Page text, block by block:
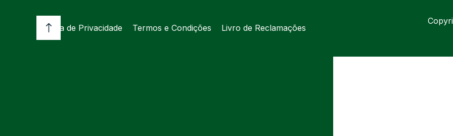
Política de Privacidade Termos e Condições Livro de Reclamações